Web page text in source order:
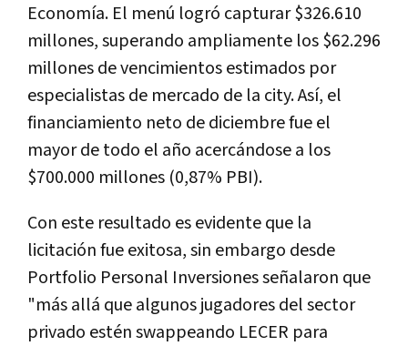
Economía. El menú logró capturar $326.610
millones, superando ampliamente los $62.296
millones de vencimientos estimados por
especialistas de mercado de la city. Así, el
financiamiento neto de diciembre fue el
mayor de todo el año acercándose a los
$700.000 millones (0,87% PBI).
Con este resultado es evidente que la
licitación fue exitosa, sin embargo desde
Portfolio Personal Inversiones señalaron que
"más allá que algunos jugadores del sector
privado estén swappeando LECER para